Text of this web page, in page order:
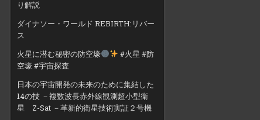
り解説
ダイナソー・ワールド REBIRTH:リバー
ス
火星に潜む秘密の防空壕
#火星 #防
空壕 #宇宙探査
日本の宇宙開発の未来のために集結した
14の技 －複数波長赤外線観測超小型衛
星 Z-Sat －革新的衛星技術実証２号機